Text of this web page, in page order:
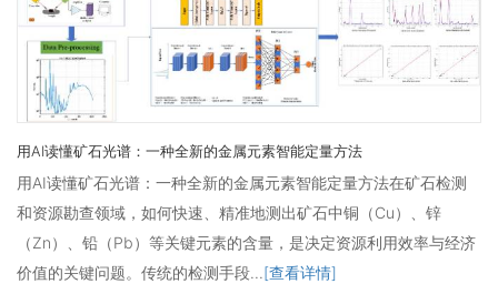
用AI读懂矿石光谱：一种全新的金属元素智能定量方法
用AI读懂矿石光谱：一种全新的金属元素智能定量方法在矿石检测
和资源勘查领域，如何快速、精准地测出矿石中铜（Cu）、锌
（Zn）、铅（Pb）等关键元素的含量，是决定资源利用效率与经济
价值的关键问题。传统的检测手段...[查看详情]